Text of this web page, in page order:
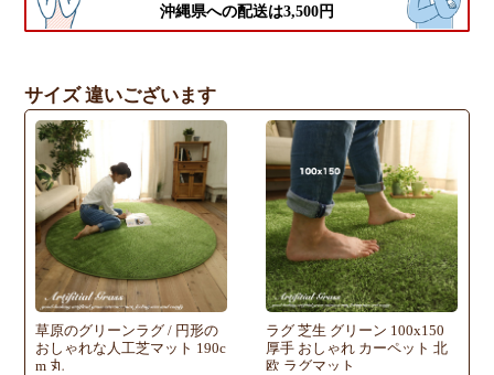
沖縄県への配送は3,500円
サイズ 違いございます
草原のグリーンラグ / 円形の
おしゃれな人工芝マット 190c
m 丸
ラグ 芝生 グリーン 100x150
厚手 おしゃれ カーペット 北
欧 ラグマット